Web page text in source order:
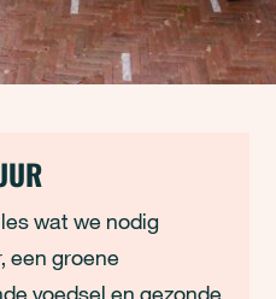
wat we nodig
een groene
voedsel en gezonde